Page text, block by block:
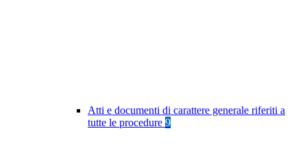
Atti e documenti di carattere generale riferiti a
tutte le procedure 9